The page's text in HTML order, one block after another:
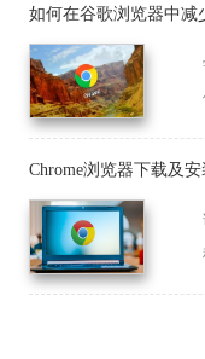
如何在谷歌浏览器中减
Chrome浏览器下载及